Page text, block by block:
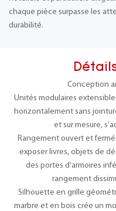
chaque pièce surpasse les
durabilité.
Conception
Unités modulaires
horizontalement sans
et sur mesure,
Rangement ouvert et
exposer livres, objets de
des portes d’armoires
rangement
Silhouette en grille
marbre et en bois crée un